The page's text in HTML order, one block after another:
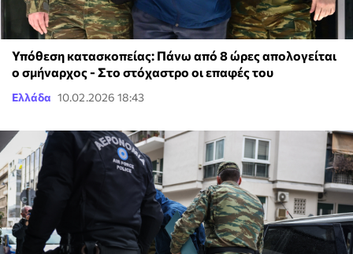
Υπόθεση κατασκοπείας: Πάνω από 8 ώρες απολογείται
ο σμήναρχος - Στο στόχαστρο οι επαφές του
Ελλάδα 10.02.2026 18:43